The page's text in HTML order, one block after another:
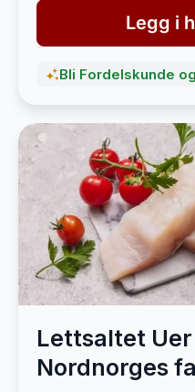
Legg i
Bli Fordelskunde
Lettsaltet Uer
Nordnorges